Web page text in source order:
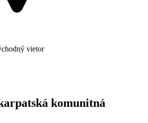
vietor
komunitná